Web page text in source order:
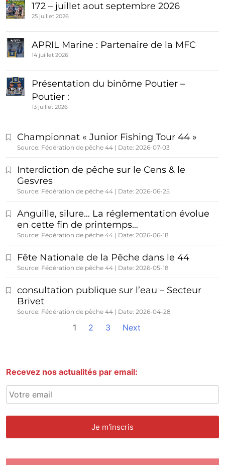
172 – juillet aout septembre 2026
25 juillet 2026
APRIL Marine : Partenaire de la MFC
14 juillet 2026
Présentation du binôme Poutier –
Poutier :
13 juillet 2026
Championnat « Junior Fishing Tour 44 »
Source: Fédération de pêche 44 Date: 2026-07-03
Interdiction de pêche sur le Cens & le
Gesvres
Source: Fédération de pêche 44 Date: 2026-06-25
Anguille, silure… La réglementation évolue
en cette fin de printemps…
Source: Fédération de pêche 44 Date: 2026-06-18
Fête Nationale de la Pêche dans le 44
Source: Fédération de pêche 44 Date: 2026-05-18
consultation publique sur l’eau – Secteur
Brivet
Source: Fédération de pêche 44 Date: 2026-04-28
1 2 3 Next
Recevez nos actualités par email: